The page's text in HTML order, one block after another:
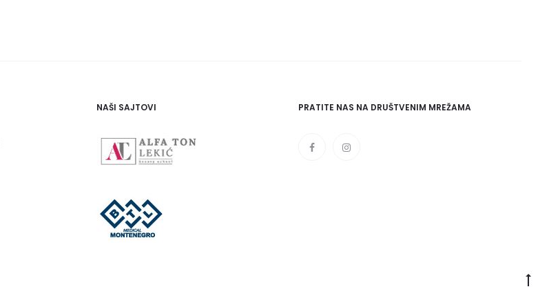
NAŠI SAJTOVI PRATITE NAS NA DRUŠTVENIM MREŽAMA